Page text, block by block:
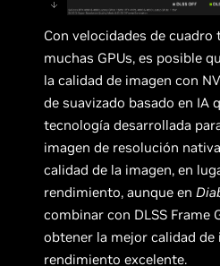
Con velocidades de cuadro
muchas GPUs, es posible
la calidad de imagen con
de suavizado basado en IA
tecnología desarrollada
imagen de resolución
calidad de la imagen, en
rendimiento, aunque en
combinar con DLSS Frame
obtener la mejor calidad de
rendimiento excelente.